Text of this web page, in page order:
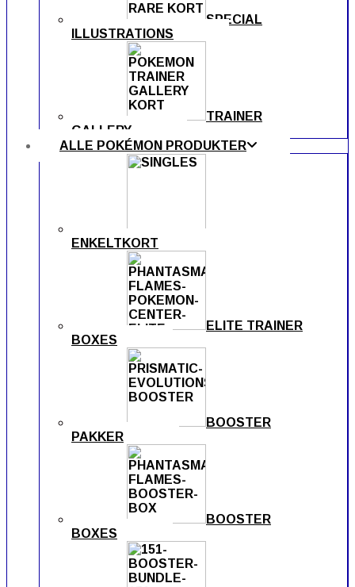
SPECIAL
ILLUSTRATIONS
TRAINER
GALLERY
ALLE POKÉMON PRODUKTER
ENKELTKORT
ELITE TRAINER
BOXES
BOOSTER
PAKKER
BOOSTER
BOXES